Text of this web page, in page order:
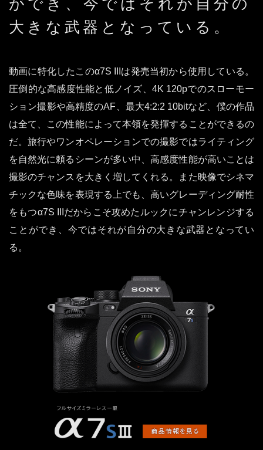
ができ、今ではそれが自分の
大きな武器となっている。
動画に特化したこのα7S IIIは発売当初から使用している。
圧倒的な高感度性能と低ノイズ、4K 120pでのスローモー
ション撮影や高精度のAF、最大4:2:2 10bitなど、僕の作品
は全て、この性能によって本領を発揮することができるの
だ。旅行やワンオペレーションでの撮影ではライティング
を自然光に頼るシーンが多い中、高感度性能が高いことは
撮影のチャンスを大きく増してくれる。また映像でシネマ
チックな色味を表現する上でも、高いグレーディング耐性
をもつα7S IIIだからこそ攻めたルックにチャンレンジする
ことができ、今ではそれが自分の大きな武器となってい
る。